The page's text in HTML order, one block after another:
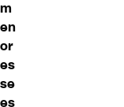
m
en
or
es
se
es